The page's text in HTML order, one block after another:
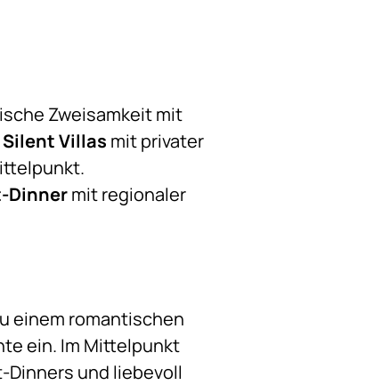
Zweisamkeit mit
Silent Villas mit privater
Dinnermit regionaler
einem romantischen
ein. Im Mittelpunkt
Dinners und liebevoll